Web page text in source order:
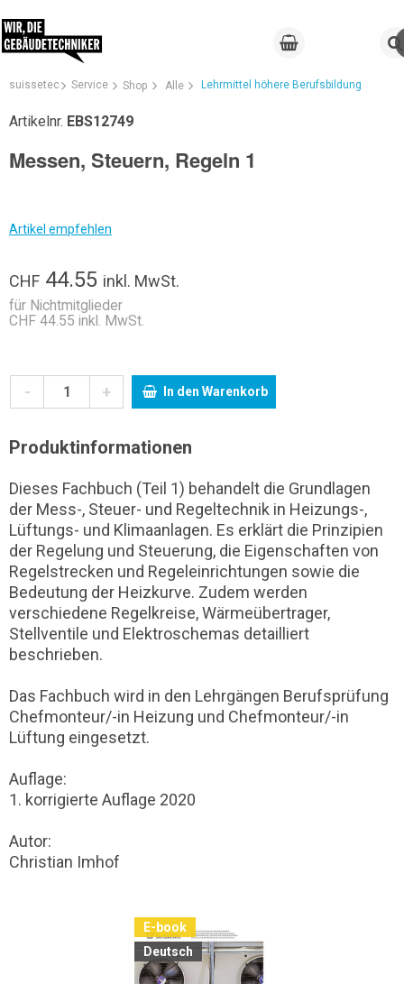
suissetec Service Shop Alle Lehrmittel höhere Berufsbildung
Artikelnr. EBS12749
Messen, Steuern, Regeln 1
Artikel empfehlen
CHF 44.55 inkl. MwSt.
für Nichtmitglieder
CHF 44.55 inkl. MwSt.
- + In den Warenkorb
Produktinformationen
Dieses Fachbuch (Teil 1) behandelt die Grundlagen
der Mess-, Steuer- und Regeltechnik in Heizungs-,
Lüftungs- und Klimaanlagen. Es erklärt die Prinzipien
der Regelung und Steuerung, die Eigenschaften von
Regelstrecken und Regeleinrichtungen sowie die
Bedeutung der Heizkurve. Zudem werden
verschiedene Regelkreise, Wärmeübertrager,
Stellventile und Elektroschemas detailliert
beschrieben.
Das Fachbuch wird in den Lehrgängen Berufsprüfung
Chefmonteur/-in Heizung und Chefmonteur/-in
Lüftung eingesetzt.
Auflage:
1. korrigierte Auflage 2020
Autor:
Christian Imhof
E-book
Deutsch